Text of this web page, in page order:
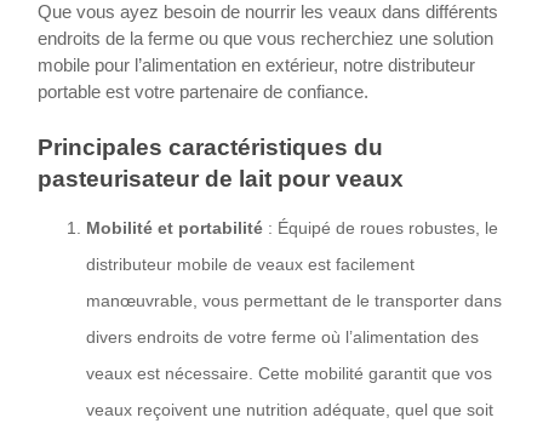
Que vous ayez besoin de nourrir les veaux dans différents
endroits de la ferme ou que vous recherchiez une solution
mobile pour l’alimentation en extérieur, notre distributeur
portable est votre partenaire de confiance.
Principales caractéristiques du
pasteurisateur de lait pour veaux
Mobilité et portabilité : Équipé de roues robustes, le
distributeur mobile de veaux est facilement
manœuvrable, vous permettant de le transporter dans
divers endroits de votre ferme où l’alimentation des
veaux est nécessaire. Cette mobilité garantit que vos
veaux reçoivent une nutrition adéquate, quel que soit